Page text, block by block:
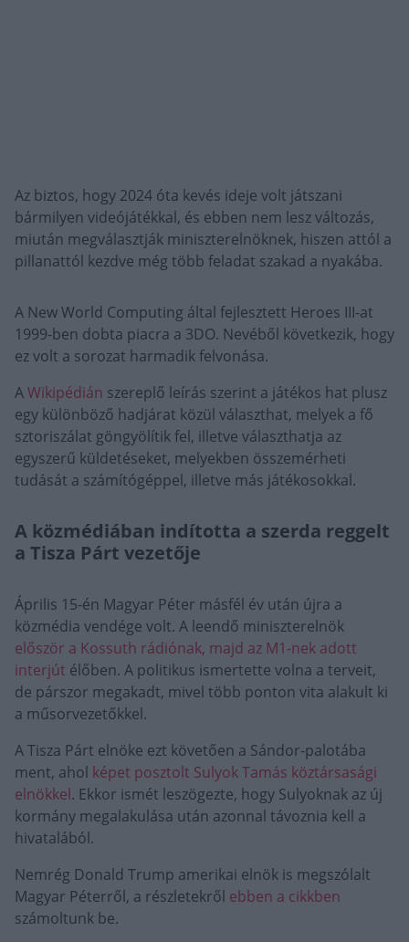
Az biztos, hogy 2024 óta kevés ideje volt játszani
bármilyen videójátékkal, és ebben nem lesz változás,
miután megválasztják miniszterelnöknek, hiszen attól a
pillanattól kezdve még több feladat szakad a nyakába.
A New World Computing által fejlesztett Heroes III-at
1999-ben dobta piacra a 3DO. Nevéből következik, hogy
ez volt a sorozat harmadik felvonása.
AWikipédián szereplő leírás szerint a játékos hat plusz
egy különböző hadjárat közül választhat, melyek a fő
sztoriszálat göngyölítik fel, illetve választhatja az
egyszerű küldetéseket, melyekben összemérheti
tudását a számítógéppel, illetve más játékosokkal.
A közmédiában indította a szerda reggelt
a Tisza Párt vezetője
Április 15-én Magyar Péter másfél év után újra a
közmédia vendége volt. A leendő miniszterelnök
először a Kossuth rádiónak, majd az M1-nek adott
interjút élőben. A politikus ismertette volna a terveit,
de párszor megakadt, mivel több ponton vita alakult ki
a műsorvezetőkkel.
A Tisza Párt elnöke ezt követően a Sándor-palotába
ment, ahol képet posztolt Sulyok Tamás köztársasági
elnökkel. Ekkor ismét leszögezte, hogy Sulyoknak az új
kormány megalakulása után azonnal távoznia kell a
hivatalából.
Nemrég Donald Trump amerikai elnök is megszólalt
Magyar Péterről, a részletekről ebben a cikkben
számoltunk be.